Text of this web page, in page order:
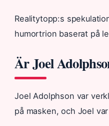
Realitytopp:s
humortrion baserat på
Är Joel
Joel Adolphson var
på masken, och Joel